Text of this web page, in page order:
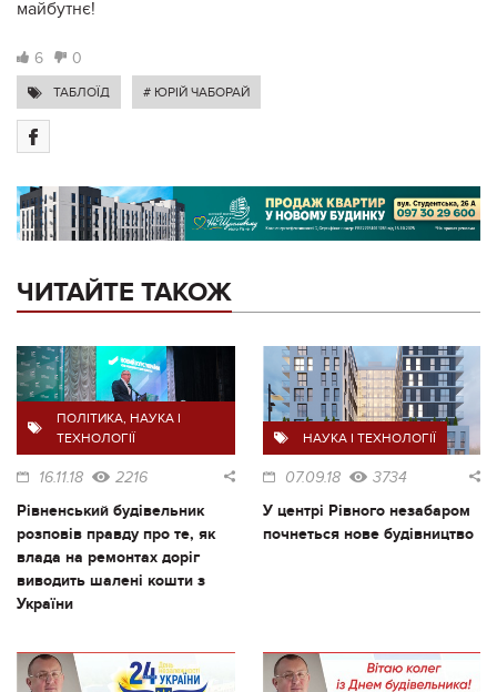
майбутнє!
6 0
ТАБЛОЇД # ЮРІЙ ЧАБОРАЙ
ЧИТАЙТЕ ТАКОЖ
ПОЛІТИКА, НАУКА І
ТЕХНОЛОГІЇ
16.11.18 2216
Рівненський будівельник
розповів правду про те, як
влада на ремонтах доріг
виводить шалені кошти з
України
НАУКА І ТЕХНОЛОГІЇ
07.09.18 3734
У центрі Рівного незабаром
почнеться нове будівництво